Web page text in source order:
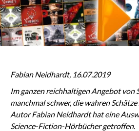
Fabian Neidhardt, 16.07.2019
Im ganzen reichhaltigen Angebot von
manchmal schwer, die wahren
Autor Fabian Neidhardt hat eine
Science-Fiction-Hörbücher getroffen.